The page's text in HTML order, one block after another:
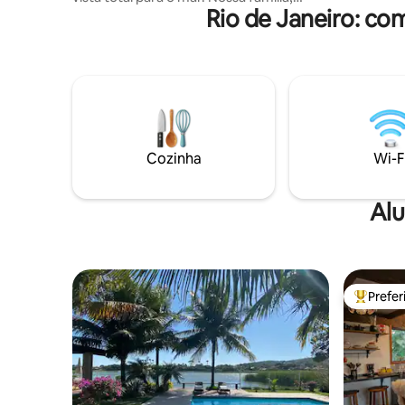
amigos e hospedes, descrevem o local
como paradisíaco. São 5 Suites com todo
Se desejarem temos uma excelente
cozinheira, trabalha p família a 30 anos (
pagamento separado do aluguel da casa
Rio de Janeiro:
Cozinha Wi-
Entre